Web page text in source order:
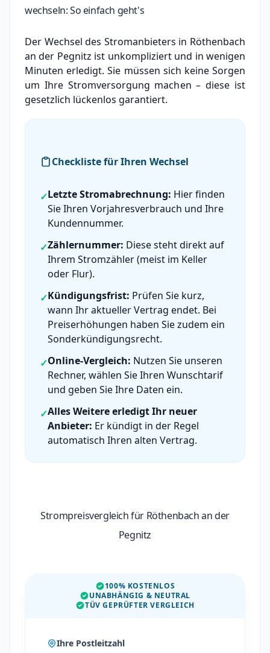
wechseln: So einfach geht's
Der Wechsel des Stromanbieters in Röthenbach
an der Pegnitz ist unkompliziert und in wenigen
Minuten erledigt. Sie müssen sich keine Sorgen
um Ihre Stromversorgung machen – diese ist
gesetzlich lückenlos garantiert.
Checkliste für Ihren Wechsel
✓Letzte Stromabrechnung: Hier finden
Sie Ihren Vorjahresverbrauch und Ihre
Kundennummer.
✓Zählernummer: Diese steht direkt auf
Ihrem Stromzähler (meist im Keller
oder Flur).
✓Kündigungsfrist: Prüfen Sie kurz,
wann Ihr aktueller Vertrag endet. Bei
Preiserhöhungen haben Sie zudem ein
Sonderkündigungsrecht.
✓Online-Vergleich: Nutzen Sie unseren
Rechner, wählen Sie Ihren Wunschtarif
und geben Sie Ihre Daten ein.
✓Alles Weitere erledigt Ihr neuer
Anbieter: Er kündigt in der Regel
automatisch Ihren alten Vertrag.
Strompreisvergleich für Röthenbach an der
Pegnitz
100% KOSTENLOS
UNABHÄNGIG & NEUTRAL
TÜV GEPRÜFTER VERGLEICH
Ihre Postleitzahl